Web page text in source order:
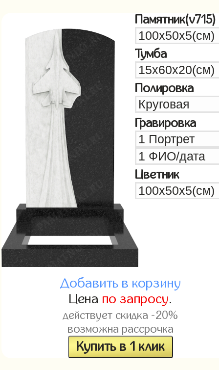
Памятник(v715)
Тумба
Полировка
Гравировка
Цветник
Добавить в корзину
Цена по запросу.
действует скидка -20%
возможна рассрочка
Купить в 1 клик